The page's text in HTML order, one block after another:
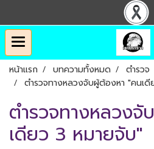
หน้าแรก บทความทั้งหมด
ตำรวจ
ตำรวจทางหลวงจับผู้ต้องหา "คนเ
ตำรวจทางหลวง
เดียว 3 หมายจับ"